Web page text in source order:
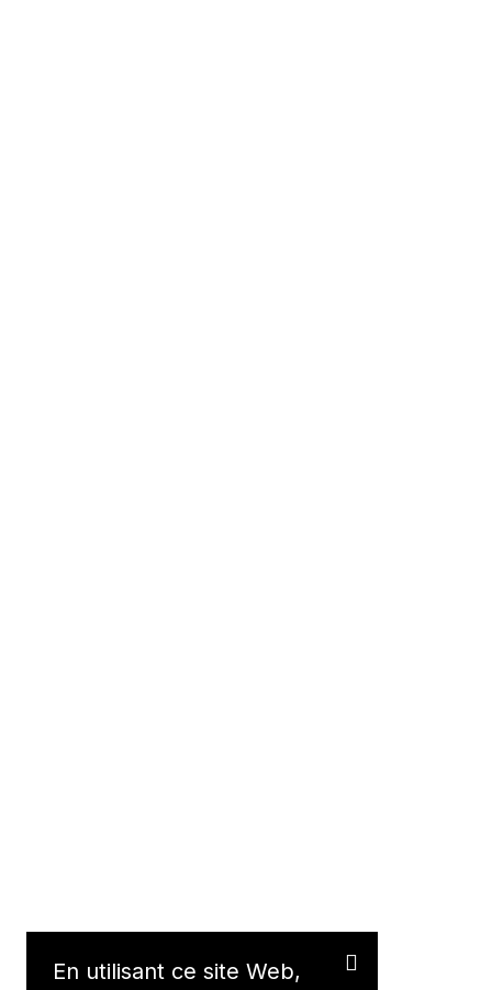
En utilisant ce site Web,